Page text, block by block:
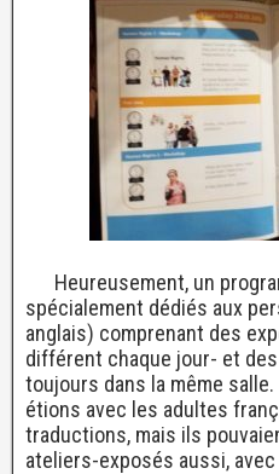
Heureusement, un
spécialement dédiés aux
anglais) comprenant des
différent chaque jour- et
toujours dans la même
étions avec les adultes
traductions, mais ils
ateliers-exposés aussi,